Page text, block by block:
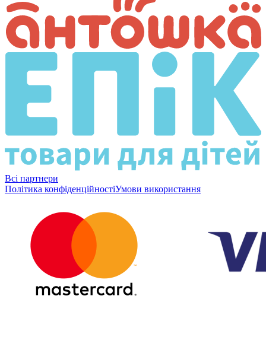
Всі партнери
Політика конфіденційностіУмови використання